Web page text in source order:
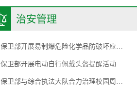
治安管理
保卫部开展易制爆危险化学品防破坏应…
保卫部开展电动自行佩戴头盔提醒活动
保卫部与综合执法大队合力治理校园周…